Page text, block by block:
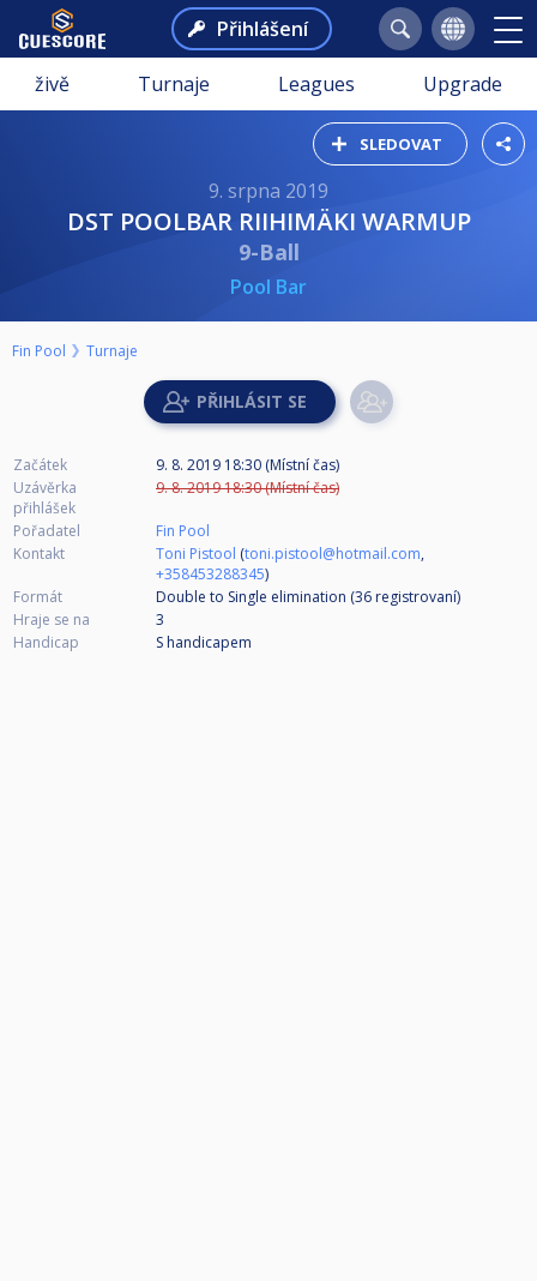
Přihlášení
živě Turnaje Leagues Upgrade
SLEDOVAT
9. srpna 2019
DST POOLBAR RIIHIMÄKI WARMUP
9-Ball
Pool Bar
Fin Pool Turnaje
Začátek
9. 8. 2019 18:30 (Místní čas)
Uzávěrka
přihlášek
9. 8. 2019 18:30 (Místní čas)
Pořadatel
Fin Pool
Kontakt
Toni Pistool (toni.pistool@hotmail.com,
+358453288345)
Formát
Double to Single elimination (36 registrovaní)
Hraje se na
3
Handicap
S handicapem